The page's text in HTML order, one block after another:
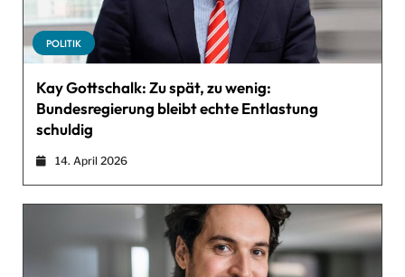
POLITIK
Kay Gottschalk: Zu spät, zu wenig:
Bundesregierung bleibt echte Entlastung
schuldig
14. April 2026